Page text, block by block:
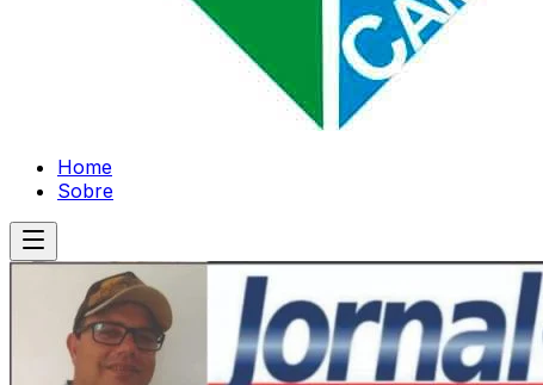
Home
Sobre